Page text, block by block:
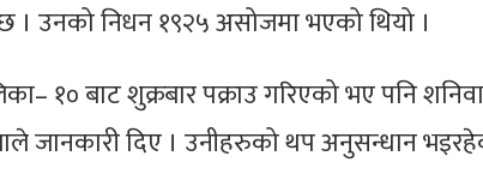
। उनको निधन १९२५ असोजमा भएको थियो ।
१० बाट शुक्रबार पक्राउ गरिएको भए पनि
जानकारी दिए । उनीहरुको थप अनुसन्धान